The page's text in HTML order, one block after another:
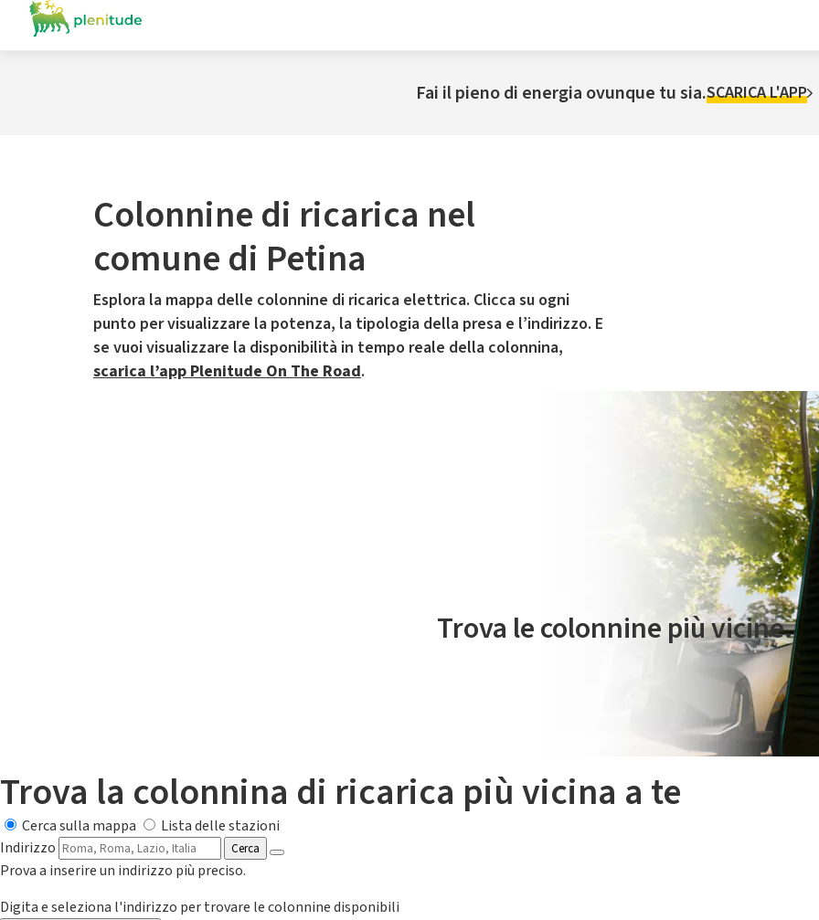
Fai il pieno di energia ovunque tu sia.SCARICA L'APP
Colonnine di ricarica nel
comune di Petina
Esplora la mappa delle colonnine di ricarica elettrica. Clicca su ogni
punto per visualizzare la potenza, la tipologia della presa e l’indirizzo. E
se vuoi visualizzare la disponibilità in tempo reale della colonnina,
scarica l’app Plenitude On The Road.
Il servizio di mobilità elettrica è gestito da Plenitude On The Road
Trova le colonnine più vicine.
Trova la colonnina di ricarica più vicina a te
Cerca sulla mappa
Lista delle stazioni
Indirizzo
Cerca
Prova a inserire un indirizzo più preciso.
Digita e seleziona l'indirizzo per trovare le colonnine disponibili